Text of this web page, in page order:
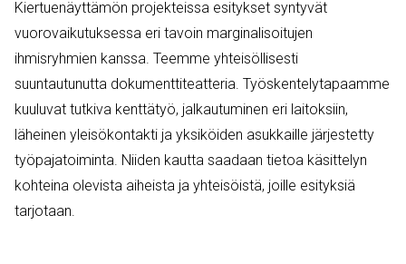
Kiertuenäyttämön projekteissa esitykset syntyvät
vuorovaikutuksessa eri tavoin marginalisoitujen
ihmisryhmien kanssa. Teemme yhteisöllisesti
suuntautunutta dokumenttiteatteria. Työskentelytapaamme
kuuluvat tutkiva kenttätyö, jalkautuminen eri laitoksiin,
läheinen yleisökontakti ja yksiköiden asukkaille järjestetty
työpajatoiminta. Niiden kautta saadaan tietoa käsittelyn
kohteina olevista aiheista ja yhteisöistä, joille esityksiä
tarjotaan.